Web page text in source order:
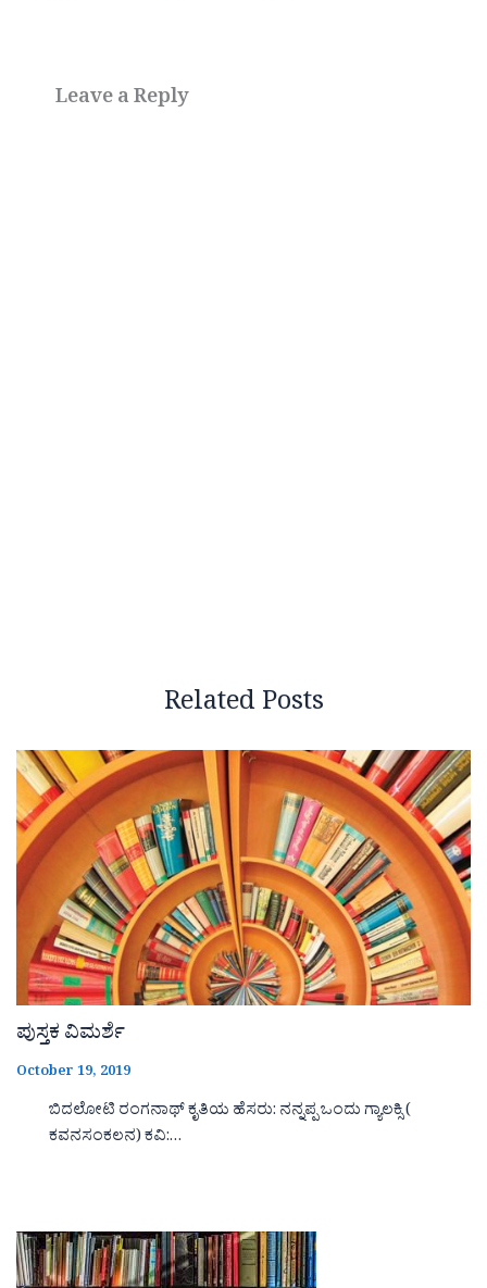
Leave a Reply
Related Posts
ಪುಸ್ತಕ ವಿಮರ್ಶೆ
October 19, 2019
ಬಿದಲೋಟಿ ರಂಗನಾಥ್ ಕೃತಿಯ ಹೆಸರು: ನನ್ನಪ್ಪ ಒಂದು ಗ್ಯಾಲಕ್ಸಿ (
ಕವನಸಂಕಲನ) ಕವಿ:…